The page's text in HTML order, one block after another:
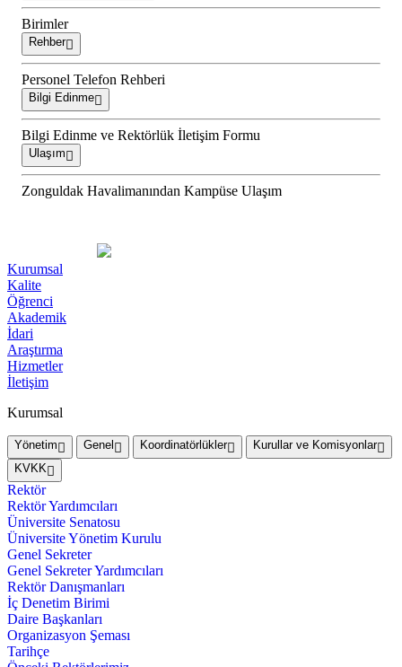
Birimler
Rehber
Personel Telefon Rehberi
Bilgi Edinme
Bilgi Edinme ve Rektörlük İletişim Formu
Ulaşım
Zonguldak Havalimanından Kampüse Ulaşım
Kurumsal
Kalite
Öğrenci
Akademik
İdari
Araştırma
Hizmetler
İletişim
Kurumsal
Yönetim Genel Koordinatörlükler
Kurullar ve Komisyonlar
KVKK
Rektör
Rektör Yardımcıları
Üniversite Senatosu
Üniversite Yönetim Kurulu
Genel Sekreter
Genel Sekreter Yardımcıları
Rektör Danışmanları
İç Denetim Birimi
Daire Başkanları
Organizasyon Şeması
Tarihçe